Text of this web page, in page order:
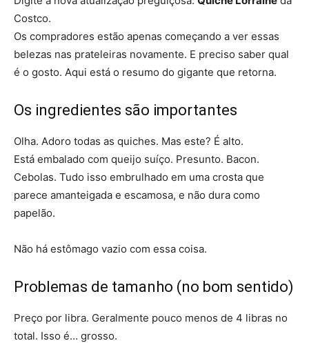
Costco.
Os compradores estão apenas começando a ver essas
belezas nas prateleiras novamente. E preciso saber qual
é o gosto. Aqui está o resumo do gigante que retorna.
Os ingredientes são importantes
Olha. Adoro todas as quiches. Mas este? É alto.
Está embalado com queijo suíço. Presunto. Bacon.
Cebolas. Tudo isso embrulhado em uma crosta que
parece amanteigada e escamosa, e não dura como
papelão.
Não há estômago vazio com essa coisa.
Problemas de tamanho (no bom sentido)
Preço por libra. Geralmente pouco menos de 4 libras no
total. Isso é… grosso.